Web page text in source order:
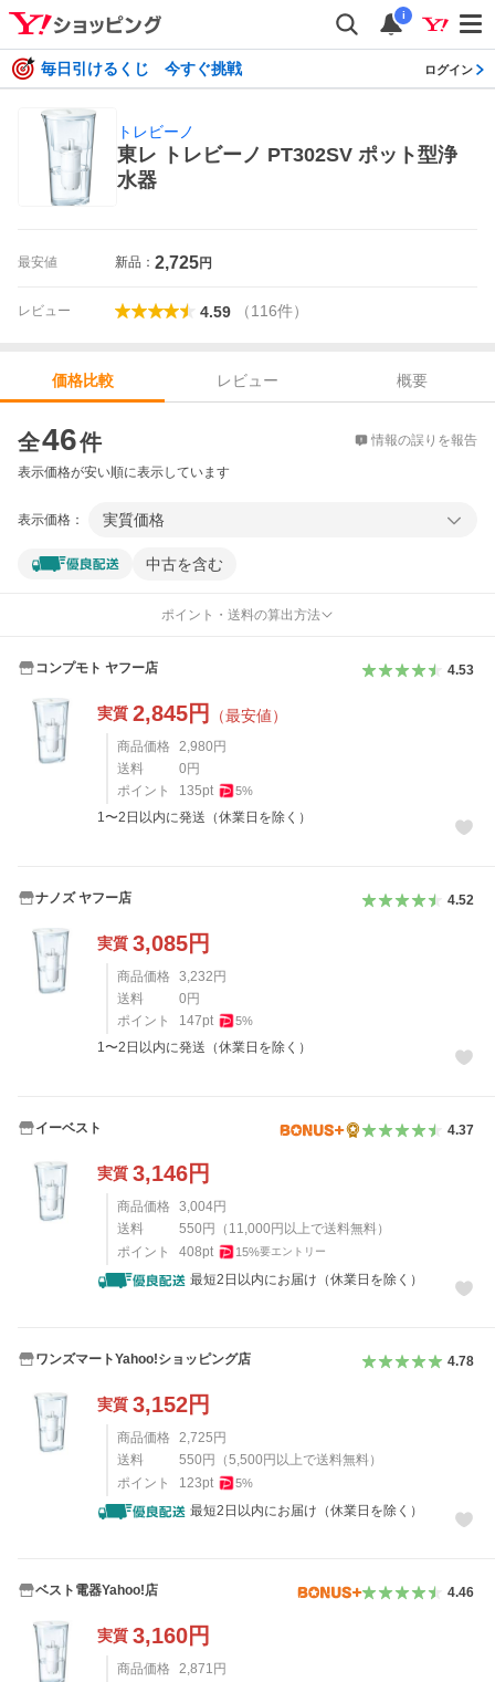
i
毎日引けるくじ 今すぐ挑戦 ログイン
トレビーノ
東レ トレビーノ PT302SV ポット型浄
水器
最安値 新品： 2,725円
レビュー 4.59 （116件）
価格比較 レビュー
概要
全46件 情報の誤りを報告
表示価格が安い順に表示しています
表示価格： 実質価格
中古を含む
ポイント・送料の算出方法
コンプモト ヤフー店 4.53
実質 2,845円 （最安値）
商品価格 2,980 円
送料
0 円
ポイント
135pt 5%
1〜2日以内に発送（休業日を除く）
ナノズ ヤフー店 4.52
実質 3,085円
商品価格 3,232 円
送料
0 円
ポイント
147pt 5%
1〜2日以内に発送（休業日を除く）
イーベスト 4.37
実質 3,146円
商品価格 3,004円
送料
550 円 （ 11,000 円以上で送料無料）
ポイント
408pt 15%要エントリー
最短2日以内にお届け（休業日を除く）
ワンズマートYahoo!ショッピング店 4.78
実質 3,152円
商品価格 2,725 円
送料
550 円 （5,500 円以上で送料無料）
ポイント
123pt 5%
最短2日以内にお届け（休業日を除く）
ベスト電器Yahoo!店 4.46
実質 3,160円
商品価格 2,871 円